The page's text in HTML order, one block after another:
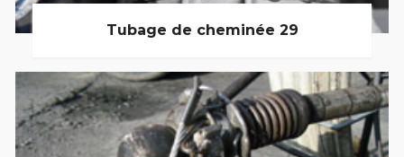
Tubage de cheminée 29